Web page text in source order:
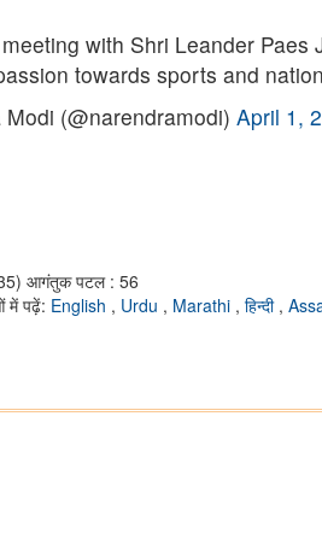
with Shri Leander
towards sports and
(@narendramodi) April 1,
आगंतुक पटल : 56
में पढ़ें: English , Urdu , Marathi , हिन्दी ,